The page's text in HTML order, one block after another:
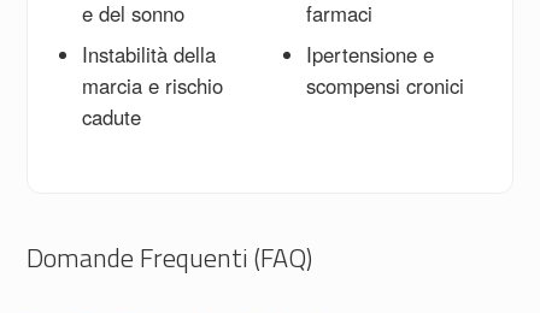
e del sonno
Instabilità della
marcia e rischio
cadute
farmaci
Ipertensione e
scompensi cronici
Domande Frequenti (FAQ)